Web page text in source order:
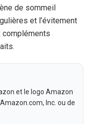
de sommeil
et l’évitement
compléments
et le logo Amazon
Inc. ou de